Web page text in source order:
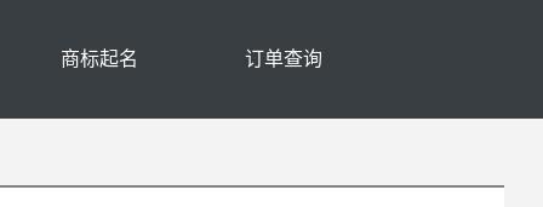
商标起名 订单查询